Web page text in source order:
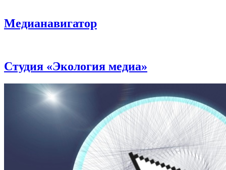
Медианавигатор
Студия «Экология медиа»